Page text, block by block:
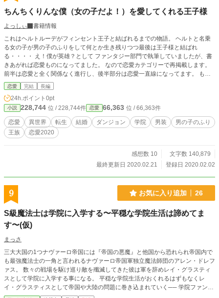
ちんちくりんな僕（女の子だよ！）を愛してくれる王子様
よっしぃ
書籍情報
これはヘルトルーデがフィンセント王子と結ばれるまでの物語。 ヘルトと名乗
る女の子が男の子のふりをして何とか生き残りつつ最後は王子様と結ばれ
る・・・・ え！僕が英雄？として ファンタジー部門で執筆していましたが、書
きあがれば恋愛ものになってました。 なので恋愛カテゴリーで再掲載します。
前半は恋愛と全く関係なく進行し、後半部分は恋愛一直線になってます。 も
し、恋愛だけがいいという場合、前半はすっ飛ばし、半ばに ワワラドナ王国国
立魔道学院 と言う章が出てきます。 そこまで無視してもらっても良いのです
が、それまでに色々とあるので、出来れば全部読んで頂きたいです。 ●●●●●●●●
●●●●●●●●●●●●●●●●●●●●●●●●●●●● １０歳の時、住んでいた国が戦争で敗れ、
両親共々船で国を脱出。だが乗ってきた船が大破、奇跡的に陸に1人辿り着く。
しかし、たどり着いた先は言葉が通じない。 なんとか冒険者ギルドで登録？を
済ませれたが、トラブルに巻き込まれ、別の街に向かう事に。 しかしながらそ
がその魔物を討伐しようとしており、素材の採取以外にやる事が・・・・ そ
ンジョン、この中にもやはり冒険者が一攫千金を狙って挑むが、途中で夢破れ、
そこで落としていった装備も回収する日々。 ある日、ダンジョンで魔物から逃
げている女性冒険者のパーティを助けた事で転機が訪れる。今まで街へ近づく事
が出来なかったが、女性パーティに連れられ、街でたまった素材を売る事がで
き、一気に大金持ちへ。 そして助けたパーティが、お礼をしたいようなので、
言葉を教えてもらう事に。だけど・・・・悪い事に僕は対人ずっと独りでいたせ
て、女の子が１人で生き残るのは厳しいので、常に男の子の振る舞いを、一人称
も僕と名乗って数年。 そんなある日、魔法学院で学ぶ事に。そこで出会った王
子様は、男の子のふりをしているのに、僕に求婚してくるんです。 これはヘル
トと名乗る断男装の女の子が、国の王子様に見初められ、結ばれる物語で
す・・・・ 途中不幸もありますが、最終的にはハッピーエンドです。
恋愛 完結 長編
24h.ポイント 0pt
小説 228,744 位 / 228,744件 恋愛 66,363 位 / 66,363件
恋愛 異世界 転生 結婚 ダンジョン 学院 男装
男の子のふり
王族
恋愛2020
感想数 10
文字数 140,879
最終更新日 2020.02.21
登録日 2020.02.02
9 お気に入り追加 26
S級魔法士は学院に入学する〜平穏な学院生活は諦めてま
す〜(仮)
まっさ
三大大国の1つナヴァーロ帝国には『帝国の悪魔』と他国から恐れられ帝国内で
も最強魔法士の一角と言われるナヴァーロ帝国軍独立魔法師団のアレン・ドレフ
ァス。 数々の戦場を駆け巡り敵を殲滅してきた彼は軍を辞めレイ・グラスティ
スとして学院に入学する事になる。 平穏な学院生活がおくれるはずもなくレ
イ・グラスティスとして帝国や大陸の問題に巻き込まれていく── 学院ファンタ
ジー開幕！！ ※他サイトにも掲載中です